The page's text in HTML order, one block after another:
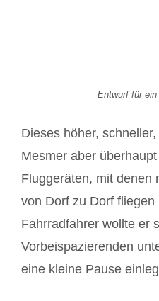
Entwurf für
Dieses höher,
Mesmer aber
Fluggeräten, mit denen
von Dorf zu Dorf fliegen
Fahrradfahrer wollte er
Vorbeispazierenden
eine kleine Pause